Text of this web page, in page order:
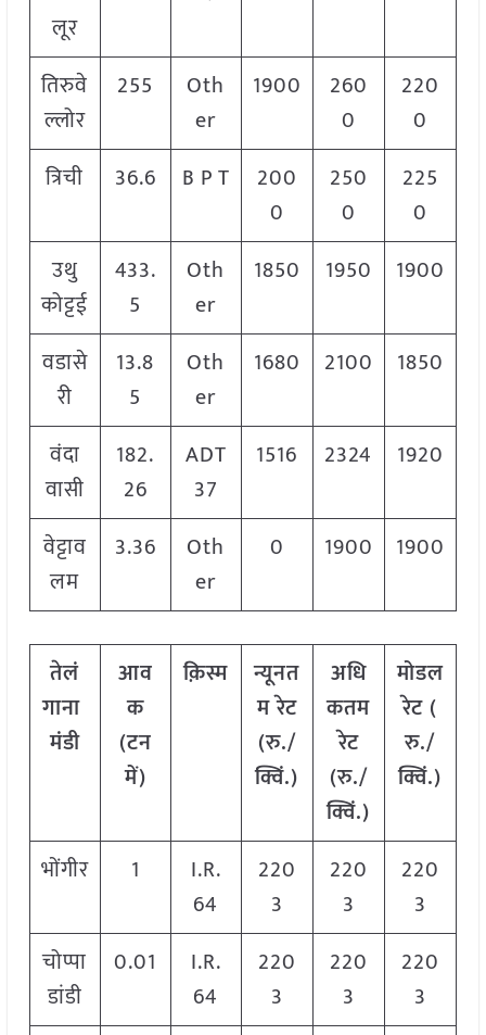
लूर
तिरुवे
ल्लोर
255
Oth
er
1900
260
0
220
0
त्रिची
36.6 B P T
200
0
250
0
225
0
उथु
कोट्टई
433.
5
Oth
er
1850 1950 1900
वडासे
री
13.8
5
Oth
er
1680 2100 1850
वंदा
वासी
182.
26
ADT
37
1516 2324 1920
वेट्टाव
लम
3.36
Oth
er
0 1900 1900
तेलं
गाना
मंडी
आव
क
(टन
में)
क़िस्म
न्यूनत
म रेट
(रु./
क्विं.)
अधि
कतम
रेट
(रु./
क्विं.)
मोडल
रेट (
रु./
क्विं.)
भोंगीर 1
I.R.
64
220
3
220
3
220
3
चोप्पा
डांडी
0.01
I.R.
64
220
3
220
3
220
3